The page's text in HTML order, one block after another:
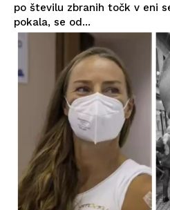
po številu zbranih točk v eni
pokala, se od...